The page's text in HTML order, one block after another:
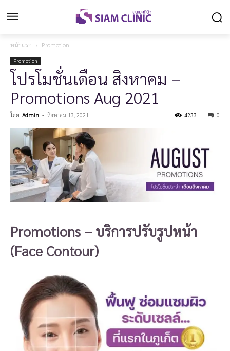
หน้าแรก Promotion
Promotion
โปรโมชั่นเดือน สิงหาคม –
Promotions Aug 2021
โดย Admin - สิงหาคม 13, 2021 0
4233
Promotions – บริการปรับรูปหน้า
(Face Contour)